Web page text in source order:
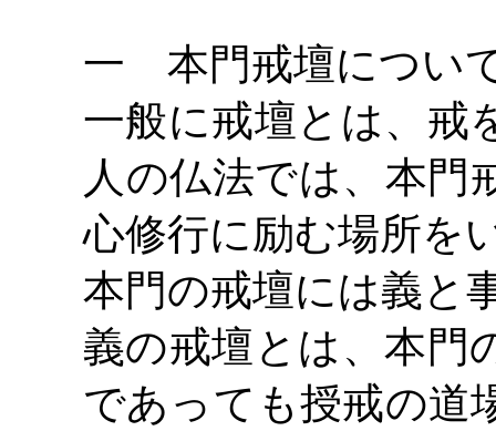
一 本門戒壇につい
一般に戒壇とは、戒
人の仏法では、本門
心修行に励む場所を
本門の戒壇には義と
義の戒壇とは、本門
であっても授戒の道